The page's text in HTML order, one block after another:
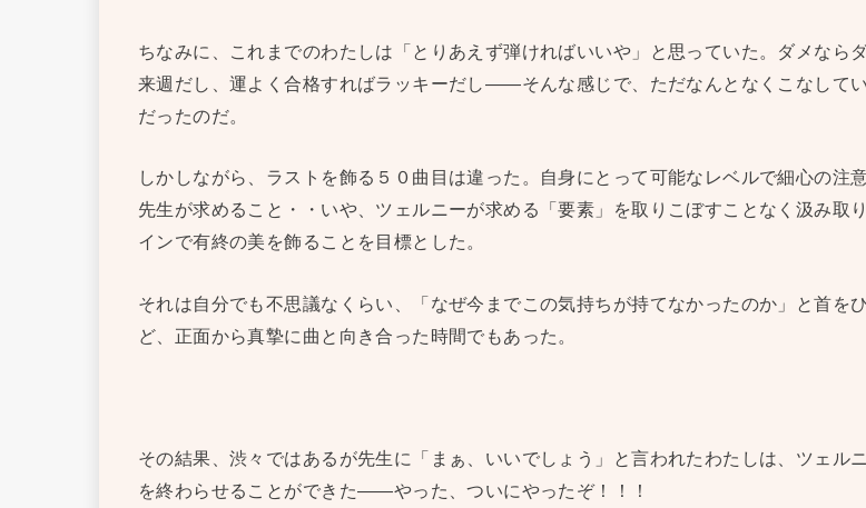
ちなみに、これまでのわたしは「とりあえず弾ければいいや」と思っていた。ダメなら
来週だし、運よく合格すればラッキーだし——そんな感じで、ただなんとなくこなして
だったのだ。
しかしながら、ラストを飾る５０曲目は違った。自身にとって可能なレベルで細心の注意
先生が求めること・・いや、ツェルニーが求める「要素」を取りこぼすことなく汲み取
インで有終の美を飾ることを目標とした。
それは自分でも不思議なくらい、「なぜ今までこの気持ちが持てなかったのか」と首を
ど、正面から真摯に曲と向き合った時間でもあった。
その結果、渋々ではあるが先生に「まぁ、いいでしょう」と言われたわたしは、ツェル
を終わらせることができた——やった、ついにやったぞ！！！